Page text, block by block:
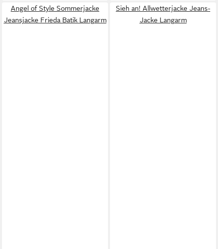
Angel of Style Sommerjacke
Jeansjacke Frieda Batik Langarm
Sieh an! Allwetterjacke Jeans-
Jacke Langarm